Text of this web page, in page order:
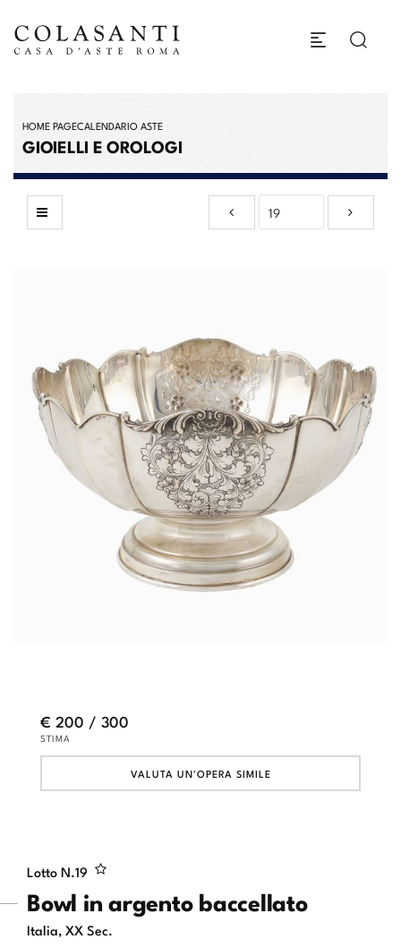
HOME PAGECALENDARIO ASTE
GIOIELLI E OROLOGI
Lotto N.19
Bowl in argento baccellato
Italia, XX Sec.
€ 200 / 300
STIMA
VALUTA UN'OPERA SIMILE